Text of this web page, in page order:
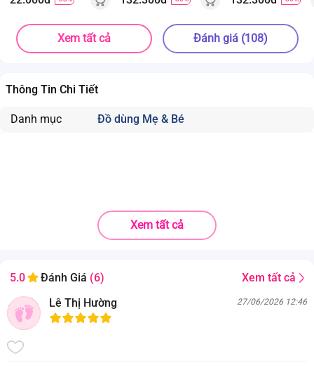
Xem tất cả Đánh giá (108)
Thông Tin Chi Tiết
Danh mục Đồ dùng Mẹ & Bé
Xem tất cả
5.0 Đánh Giá (6)
Xem tất cả
Lê Thị Hường
27/06/2026 12:46